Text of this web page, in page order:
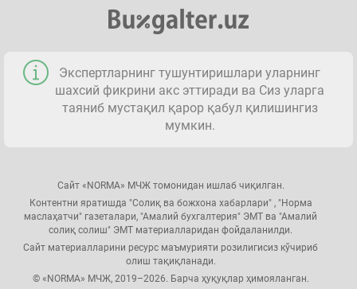
Экспертларнинг тушунтиришлари уларнинг
шахсий фикрини акс эттиради ва Сиз уларга
таяниб мустақил қарор қабул қилишингиз
мумкин.
Сайт «NORMA» МЧЖ томонидан ишлаб чиқилган.
Контентни яратишда "Солиқ ва божхона хабарлари" , "Норма
маслаҳатчи" газеталари, "Амалий бухгалтерия" ЭМТ ва "Амалий
солиқ солиш" ЭМТ материалларидан фойдаланилди.
Сайт материалларини ресурс маъмурияти розилигисиз кўчириб
олиш тақиқланади.
© «NORMA» МЧЖ, 2019–2026. Барча ҳуқуқлар ҳимояланган.